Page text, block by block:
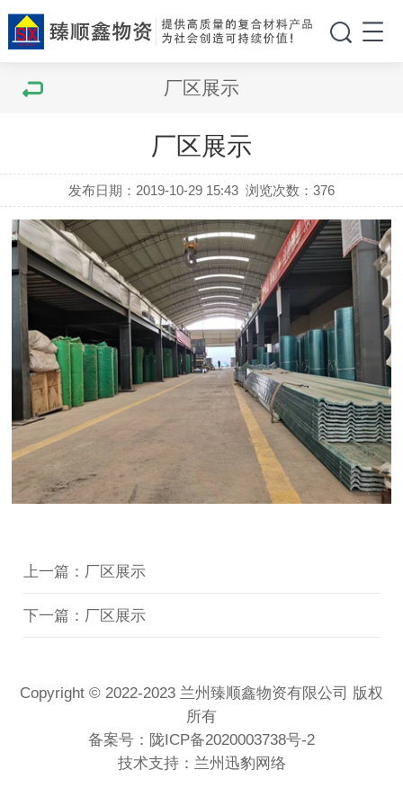
厂区展示
厂区展示
发布日期：2019-10-29 15:43 浏览次数：376
上一篇：厂区展示
下一篇：厂区展示
Copyright © 2022-2023 兰州臻顺鑫物资有限公司 版权
所有
备案号： 陇ICP备2020003738号-2
技术支持：兰州迅豹网络